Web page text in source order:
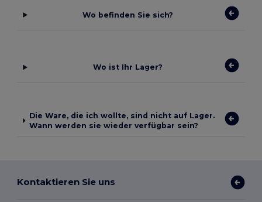
Wo befinden Sie sich?
Wo ist Ihr Lager?
Die Ware, die ich wollte, sind nicht auf Lager.
Wann werden sie wieder verfügbar sein?
Kontaktieren Sie uns